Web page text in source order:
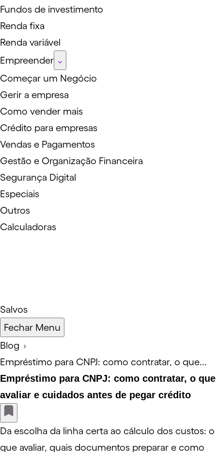
Fundos de investimento
Renda fixa
Renda variável
Empreender
Começar um Negócio
Gerir a empresa
Como vender mais
Crédito para empresas
Vendas e Pagamentos
Gestão e Organização Financeira
Segurança Digital
Especiais
Outros
Calculadoras
Salvos
Fechar Menu
Blog
Empréstimo para CNPJ: como contratar, o que...
Empréstimo para CNPJ: como contratar, o que
avaliar e cuidados antes de pegar crédito
Da escolha da linha certa ao cálculo dos custos: o
que avaliar, quais documentos preparar e como